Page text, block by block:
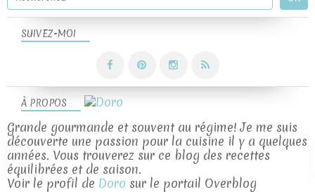
SUIVEZ-MOI
À PROPOS
Grande gourmande et souvent au régime! Je me suis
découverte une passion pour la cuisine il y a quelques
années. Vous trouverez sur ce blog des recettes
équilibrées et de saison.
Voir le profil de Doro sur le portail Overblog